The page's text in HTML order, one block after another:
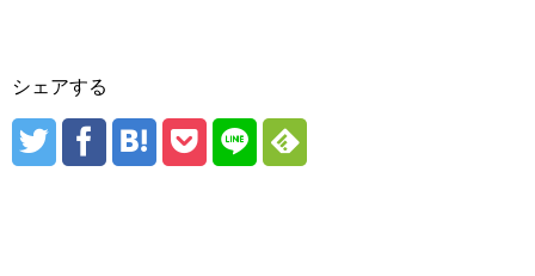
シェアする